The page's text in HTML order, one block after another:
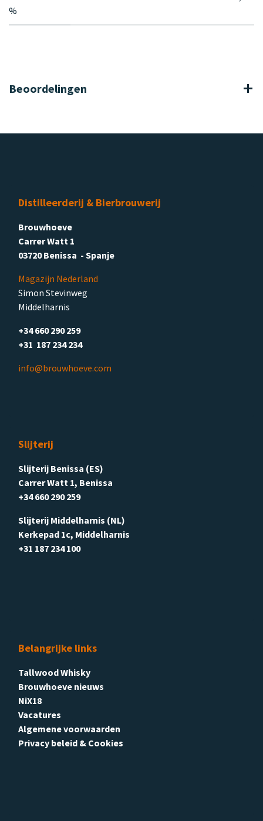
%
Beoordelingen
Distilleerderij & Bierbrouwerij
Brouwhoeve
Carrer Watt 1
03720 Benissa - Spanje
Magazijn Nederland
Simon Stevinweg
Middelharnis
+34 660 290 259
+31 187 234 234
info@brouwhoeve.com
Slijterij
Slijterij Benissa (ES)
Carrer Watt 1, Benissa
+34 660 290 259
Slijterij Middelharnis (NL)
Kerkepad 1c, Middelharnis
+31 187 234 100
Belangrijke links
Tallwood Whisky
Brouwhoeve nieuws
NiX18
Vacatures
Algemene voorwaarden
Privacy beleid & Cookies